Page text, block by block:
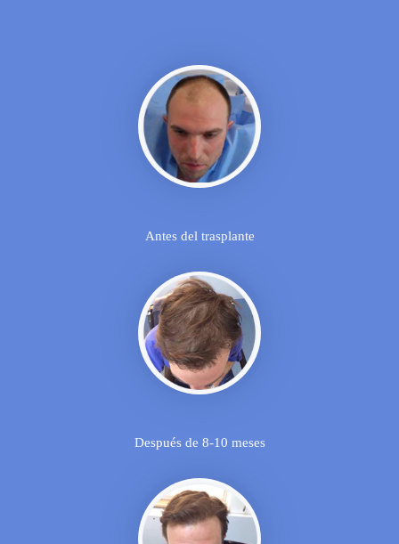
Antes del trasplante
Después de 8-10 meses